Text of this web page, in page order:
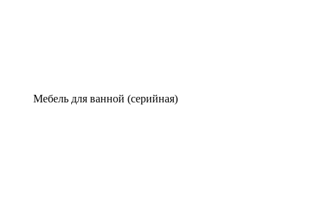
Мебель для ванной (серийная)